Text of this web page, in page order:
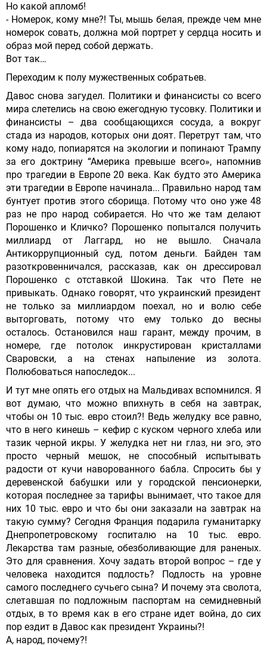
Но какой апломб!
- Номерок, кому мне?! Ты, мышь белая, прежде чем мне
номерок совать, должна мой портрет у сердца носить и
образ мой перед собой держать.
Вот так…
Переходим к полу мужественных собратьев.
Давос снова загудел. Политики и финансисты со всего
мира слетелись на свою ежегодную тусовку. Политики и
финансисты – два сообщающихся сосуда, а вокруг
стада из народов, которых они доят. Перетрут там, что
кому надо, попиарятся на экологии и попинают Трампу
за его доктрину “Америка превыше всего», напомнив
про трагедии в Европе 20 века. Как будто это Америка
эти трагедии в Европе начинала... Правильно народ там
бунтует против этого сборища. Потому что оно уже 48
раз не про народ собирается. Но что же там делают
Порошенко и Кличко? Порошенко попытался получить
миллиард от Лаггард, но не вышло. Сначала
Антикоррупционный суд, потом деньги. Байден там
разоткровенничался, рассказав, как он дрессировал
Порошенко с отставкой Шокина. Так что Пете не
привыкать. Однако говорят, что украинский президент
не только за миллиардом поехал, но и волю себе
выторговать, потому что ему только до весны
осталось. Остановился наш гарант, между прочим, в
номере, где потолок инкрустирован кристаллами
Сваровски, а на стенах напыление из золота.
Полюбоваться напоследок...
И тут мне опять его отдых на Мальдивах вспомнился. Я
вот думаю, что можно впихнуть в себя на завтрак,
чтобы он 10 тыс. евро стоил?! Ведь желудку все равно,
что в него кинешь – кефир с куском черного хлеба или
тазик черной икры. У желудка нет ни глаз, ни эго, это
просто черный мешок, не способный испытывать
радости от кучи наворованного бабла. Спросить бы у
деревенской бабушки или у городской пенсионерки,
которая последнее за тарифы вынимает, что такое для
них 10 тыс. евро и что бы они заказали на завтрак на
такую сумму? Сегодня Франция подарила гуманитарку
Днепропетровскому госпиталю на 10 тыс. евро.
Лекарства там разные, обезболивающие для раненых.
Это для сравнения. Хочу задать второй вопрос – где у
человека находится подлость? Подлость на уровне
самого последнего сучьего сына? И почему эта сволота,
слетавшая по подложным паспортам на семидневный
отдых, в то время как в его стране идет война, до сих
пор ездит в Давос как президент Украины?!
А, народ, почему?!